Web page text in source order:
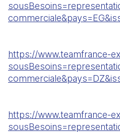
https://www.teamfrance-
https://www.teamfrance-